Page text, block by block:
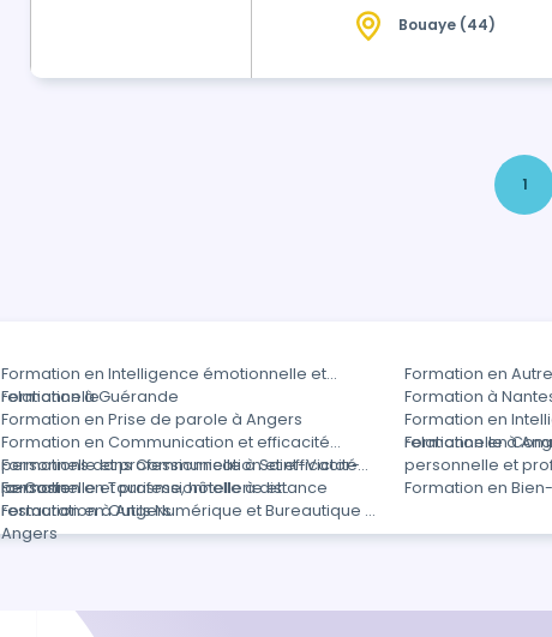
Bouaye (44)
1
Formation en Intelligence émotionnelle et
relationnelle
Formation en
Formation à Guérande Formation à
Formation en Prise de parole à Angers
Formation en
relationnelle à
Formation en Communication et efficacité
personnelle et professionnelle à Saint-Victor-
la-Coste
Formation en
personnelle et
Formations dans Communication et efficacité
personnelle et professionnelle à distance
Formation en Tourisme, hôtellerie et
restauration à Angers
Formation en
Formation en Outils Numérique et Bureautique à
Angers